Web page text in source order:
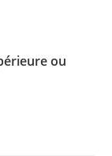
ou